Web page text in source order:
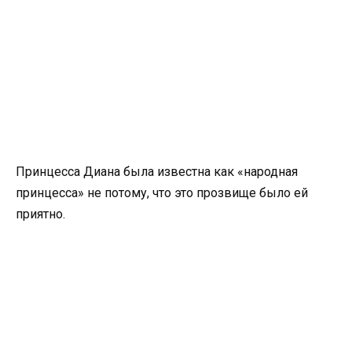
Принцесса Диана была известна как «народная
принцесса» не потому, что это прозвище было ей
приятно.